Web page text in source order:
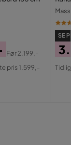
Før2.199,-
pris 1.599,-
SE